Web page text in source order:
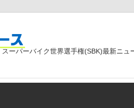
気
に
ーパーバイク世界選手権(SBK)最新ニュ